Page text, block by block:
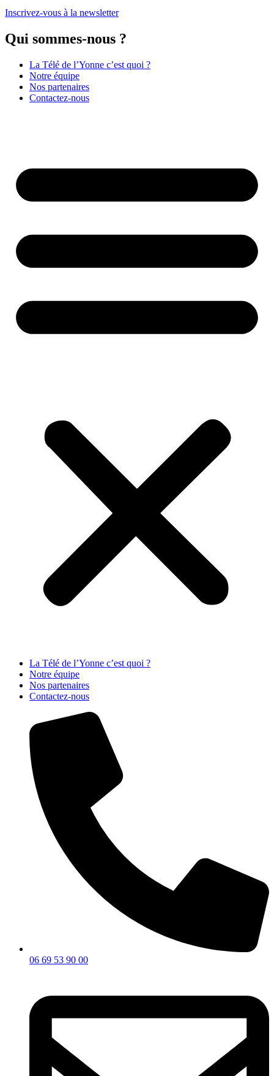
Inscrivez-vous à la newsletter
Qui sommes-nous ?
La Télé de l’Yonne c’est quoi ?
Notre équipe
Nos partenaires
Contactez-nous
La Télé de l’Yonne c’est quoi ?
Notre équipe
Nos partenaires
Contactez-nous
06 69 53 90 00